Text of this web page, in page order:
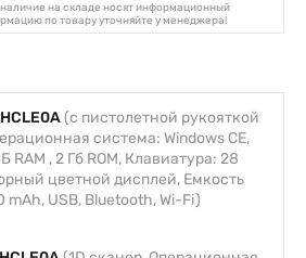
(с пистолетной рукояткой
система: Windows CE,
RAM , 2 Гб ROM, Клавиатура: 28
цветной дисплей, Емкость
mAh, USB, Bluetooth, Wi-Fi)
на складе носят информационный
информацию по товару уточняйте у менеджера!